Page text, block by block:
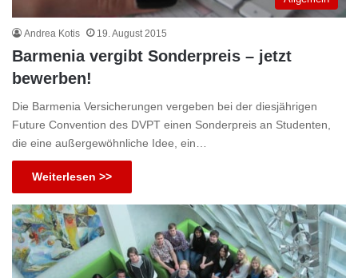
Andrea Kotis 19. August 2015
Barmenia vergibt Sonderpreis – jetzt
bewerben!
Die Barmenia Versicherungen vergeben bei der diesjährigen
Future Convention des DVPT einen Sonderpreis an Studenten,
die eine außergewöhnliche Idee, ein…
Weiterlesen >>